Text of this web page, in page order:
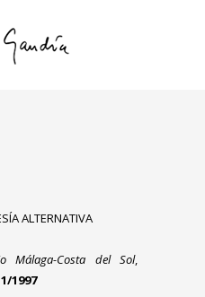
ALTERNATIVA
Málaga-Costa del Sol,
1997